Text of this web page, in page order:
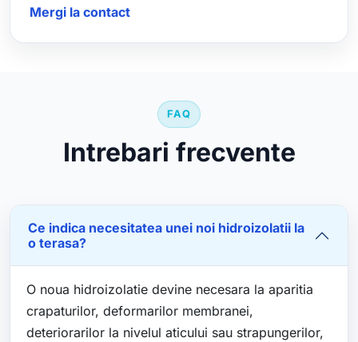
Mergi la contact
FAQ
Intrebari frecvente
Ce indica necesitatea unei noi hidroizolatii la
o terasa?
O noua hidroizolatie devine necesara la aparitia
crapaturilor, deformarilor membranei,
deteriorarilor la nivelul aticului sau strapungerilor,